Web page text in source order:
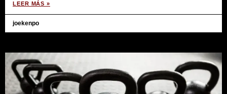
LEER MÁS »
joekenpo